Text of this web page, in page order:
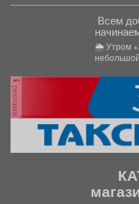
Всем
щепотки
🌦 Утром
небольшой дождь; ☁️
реклама